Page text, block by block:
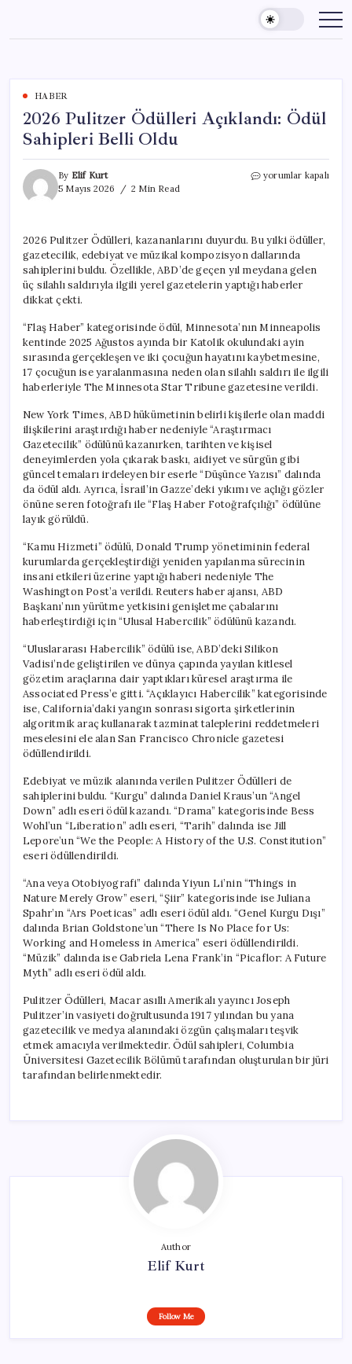
content
HABER
2026 Pulitzer Ödülleri Açıklandı: Ödül
Sahipleri Belli Oldu
By Elif Kurt
5 Mayıs 2026
2 Min Read
2026
Sahipleri
Belli
Oldu
için
yorumlar kapalı
2026 Pulitzer Ödülleri, kazananlarını duyurdu. Bu yılki ödüller,
gazetecilik, edebiyat ve müzikal kompozisyon dallarında
sahiplerini buldu. Özellikle, ABD’de geçen yıl meydana gelen
üç silahlı saldırıyla ilgili yerel gazetelerin yaptığı haberler
dikkat çekti.
“Flaş Haber” kategorisinde ödül, Minnesota’nın Minneapolis
kentinde 2025 Ağustos ayında bir Katolik okulundaki ayin
sırasında gerçekleşen ve iki çocuğun hayatını kaybetmesine,
17 çocuğun ise yaralanmasına neden olan silahlı saldırı ile ilgili
haberleriyle The Minnesota Star Tribune gazetesine verildi.
New York Times, ABD hükümetinin belirli kişilerle olan maddi
ilişkilerini araştırdığı haber nedeniyle “Araştırmacı
Gazetecilik” ödülünü kazanırken, tarihten ve kişisel
deneyimlerden yola çıkarak baskı, aidiyet ve sürgün gibi
güncel temaları irdeleyen bir eserle “Düşünce Yazısı” dalında
da ödül aldı. Ayrıca, İsrail’in Gazze’deki yıkımı ve açlığı gözler
önüne seren fotoğrafı ile “Flaş Haber Fotoğrafçılığı” ödülüne
layık görüldü.
“Kamu Hizmeti” ödülü, Donald Trump yönetiminin federal
kurumlarda gerçekleştirdiği yeniden yapılanma sürecinin
insani etkileri üzerine yaptığı haberi nedeniyle The
Washington Post’a verildi. Reuters haber ajansı, ABD
Başkanı’nın yürütme yetkisini genişletme çabalarını
haberleştirdiği için “Ulusal Habercilik” ödülünü kazandı.
“Uluslararası Habercilik” ödülü ise, ABD’deki Silikon
Vadisi’nde geliştirilen ve dünya çapında yayılan kitlesel
gözetim araçlarına dair yaptıkları küresel araştırma ile
Associated Press’e gitti. “Açıklayıcı Habercilik” kategorisinde
ise, California’daki yangın sonrası sigorta şirketlerinin
algoritmik araç kullanarak tazminat taleplerini reddetmeleri
meselesini ele alan San Francisco Chronicle gazetesi
ödüllendirildi.
Edebiyat ve müzik alanında verilen Pulitzer Ödülleri de
sahiplerini buldu. “Kurgu” dalında Daniel Kraus’un “Angel
Down” adlı eseri ödül kazandı. “Drama” kategorisinde Bess
Wohl’un “Liberation” adlı eseri, “Tarih” dalında ise Jill
Lepore’un “We the People: A History of the U.S. Constitution”
eseri ödüllendirildi.
“Ana veya Otobiyografi” dalında Yiyun Li’nin “Things in
Nature Merely Grow” eseri, “Şiir” kategorisinde ise Juliana
Spahr’ın “Ars Poeticas” adlı eseri ödül aldı. “Genel Kurgu Dışı”
dalında Brian Goldstone’un “There Is No Place for Us:
Working and Homeless in America” eseri ödüllendirildi.
“Müzik” dalında ise Gabriela Lena Frank’in “Picaflor: A Future
Myth” adlı eseri ödül aldı.
Pulitzer Ödülleri, Macar asıllı Amerikalı yayıncı Joseph
Pulitzer’in vasiyeti doğrultusunda 1917 yılından bu yana
gazetecilik ve medya alanındaki özgün çalışmaları teşvik
etmek amacıyla verilmektedir. Ödül sahipleri, Columbia
Üniversitesi Gazetecilik Bölümü tarafından oluşturulan bir jüri
tarafından belirlenmektedir.
Author
Elif Kurt
Follow Me